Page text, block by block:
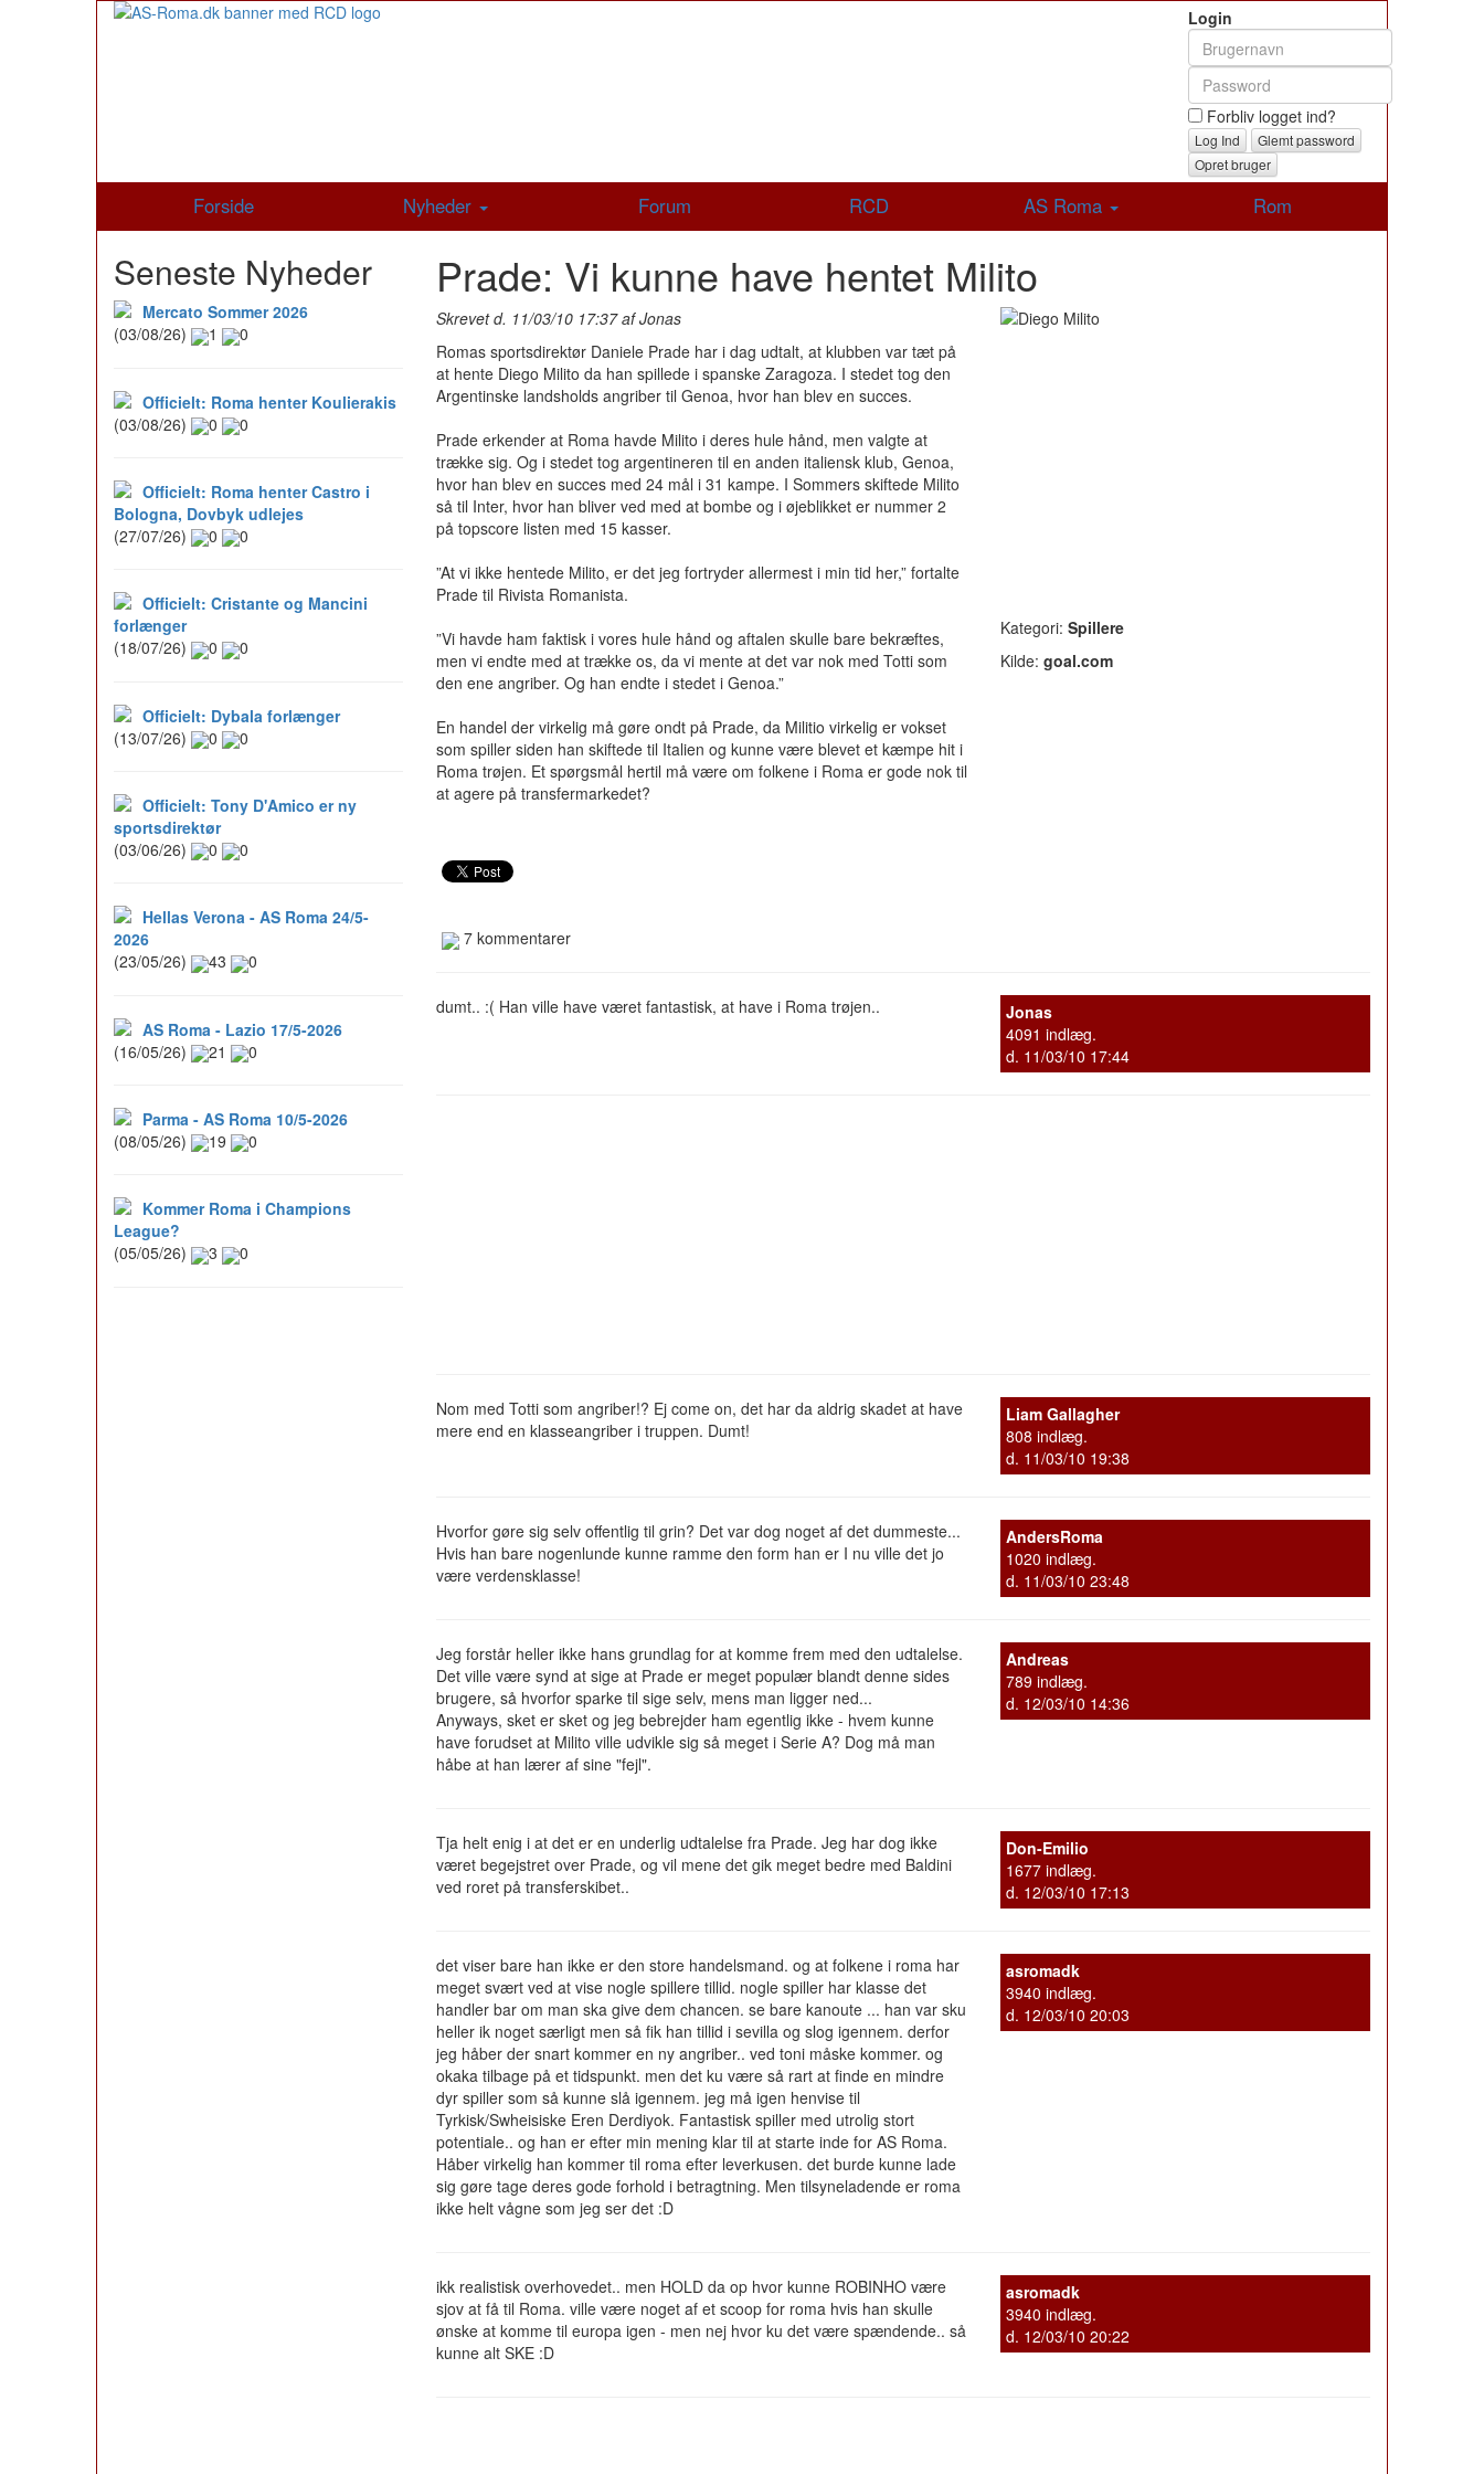
Login
Forbliv logget ind?
Glemt password
Opret bruger
Forside Nyheder Forum RCD AS Roma Rom
Prade: Vi kunne have hentet Milito
Kategori: Spillere
Kilde: goal.com
Skrevet d. 11/03/10 17:37 af Jonas
Romas sportsdirektør Daniele Prade har i dag udtalt, at klubben var tæt på
at hente Diego Milito da han spillede i spanske Zaragoza. I stedet tog den
Argentinske landsholds angriber til Genoa, hvor han blev en succes.
Prade erkender at Roma havde Milito i deres hule hånd, men valgte at
trække sig. Og i stedet tog argentineren til en anden italiensk klub, Genoa,
hvor han blev en succes med 24 mål i 31 kampe. I Sommers skiftede Milito
så til Inter, hvor han bliver ved med at bombe og i øjeblikket er nummer 2
på topscore listen med 15 kasser.
”At vi ikke hentede Milito, er det jeg fortryder allermest i min tid her,” fortalte
Prade til Rivista Romanista.
”Vi havde ham faktisk i vores hule hånd og aftalen skulle bare bekræftes,
men vi endte med at trække os, da vi mente at det var nok med Totti som
den ene angriber. Og han endte i stedet i Genoa.”
En handel der virkelig må gøre ondt på Prade, da Militio virkelig er vokset
som spiller siden han skiftede til Italien og kunne være blevet et kæmpe hit i
Roma trøjen. Et spørgsmål hertil må være om folkene i Roma er gode nok til
at agere på transfermarkedet?
7 kommentarer
Jonas
4091 indlæg.
d. 11/03/10 17:44
dumt.. :( Han ville have været fantastisk, at have i Roma trøjen..
Liam Gallagher
808 indlæg.
d. 11/03/10 19:38
Nom med Totti som angriber!? Ej come on, det har da aldrig skadet at have
mere end en klasseangriber i truppen. Dumt!
AndersRoma
1020 indlæg.
d. 11/03/10 23:48
Hvorfor gøre sig selv offentlig til grin? Det var dog noget af det dummeste...
Hvis han bare nogenlunde kunne ramme den form han er I nu ville det jo
være verdensklasse!
Andreas
789 indlæg.
d. 12/03/10 14:36
Jeg forstår heller ikke hans grundlag for at komme frem med den udtalelse.
Det ville være synd at sige at Prade er meget populær blandt denne sides
brugere, så hvorfor sparke til sige selv, mens man ligger ned...
Anyways, sket er sket og jeg bebrejder ham egentlig ikke - hvem kunne
have forudset at Milito ville udvikle sig så meget i Serie A? Dog må man
håbe at han lærer af sine "fejl".
Don-Emilio
1677 indlæg.
d. 12/03/10 17:13
Tja helt enig i at det er en underlig udtalelse fra Prade. Jeg har dog ikke
været begejstret over Prade, og vil mene det gik meget bedre med Baldini
ved roret på transferskibet..
asromadk
3940 indlæg.
d. 12/03/10 20:03
det viser bare han ikke er den store handelsmand. og at folkene i roma har
meget svært ved at vise nogle spillere tillid. nogle spiller har klasse det
handler bar om man ska give dem chancen. se bare kanoute ... han var sku
heller ik noget særligt men så fik han tillid i sevilla og slog igennem. derfor
jeg håber der snart kommer en ny angriber.. ved toni måske kommer. og
okaka tilbage på et tidspunkt. men det ku være så rart at finde en mindre
dyr spiller som så kunne slå igennem. jeg må igen henvise til
Tyrkisk/Swheisiske Eren Derdiyok. Fantastisk spiller med utrolig stort
potentiale.. og han er efter min mening klar til at starte inde for AS Roma.
Håber virkelig han kommer til roma efter leverkusen. det burde kunne lade
sig gøre tage deres gode forhold i betragtning. Men tilsyneladende er roma
ikke helt vågne som jeg ser det :D
asromadk
3940 indlæg.
d. 12/03/10 20:22
ikk realistisk overhovedet.. men HOLD da op hvor kunne ROBINHO være
sjov at få til Roma. ville være noget af et scoop for roma hvis han skulle
ønske at komme til europa igen - men nej hvor ku det være spændende.. så
kunne alt SKE :D
Seneste Nyheder
Mercato Sommer 2026
(03/08/26)
1 0
Officielt: Roma henter Koulierakis
(03/08/26)
0 0
Officielt: Roma henter Castro i
Bologna, Dovbyk udlejes
(27/07/26)
0 0
Officielt: Cristante og Mancini
forlænger
(18/07/26)
0 0
Officielt: Dybala forlænger
(13/07/26)
0 0
Officielt: Tony D'Amico er ny
sportsdirektør
(03/06/26)
0 0
Hellas Verona - AS Roma 24/5-
2026
(23/05/26)
43 0
AS Roma - Lazio 17/5-2026
(16/05/26)
21 0
Parma - AS Roma 10/5-2026
(08/05/26)
19 0
Kommer Roma i Champions
League?
(05/05/26)
3 0